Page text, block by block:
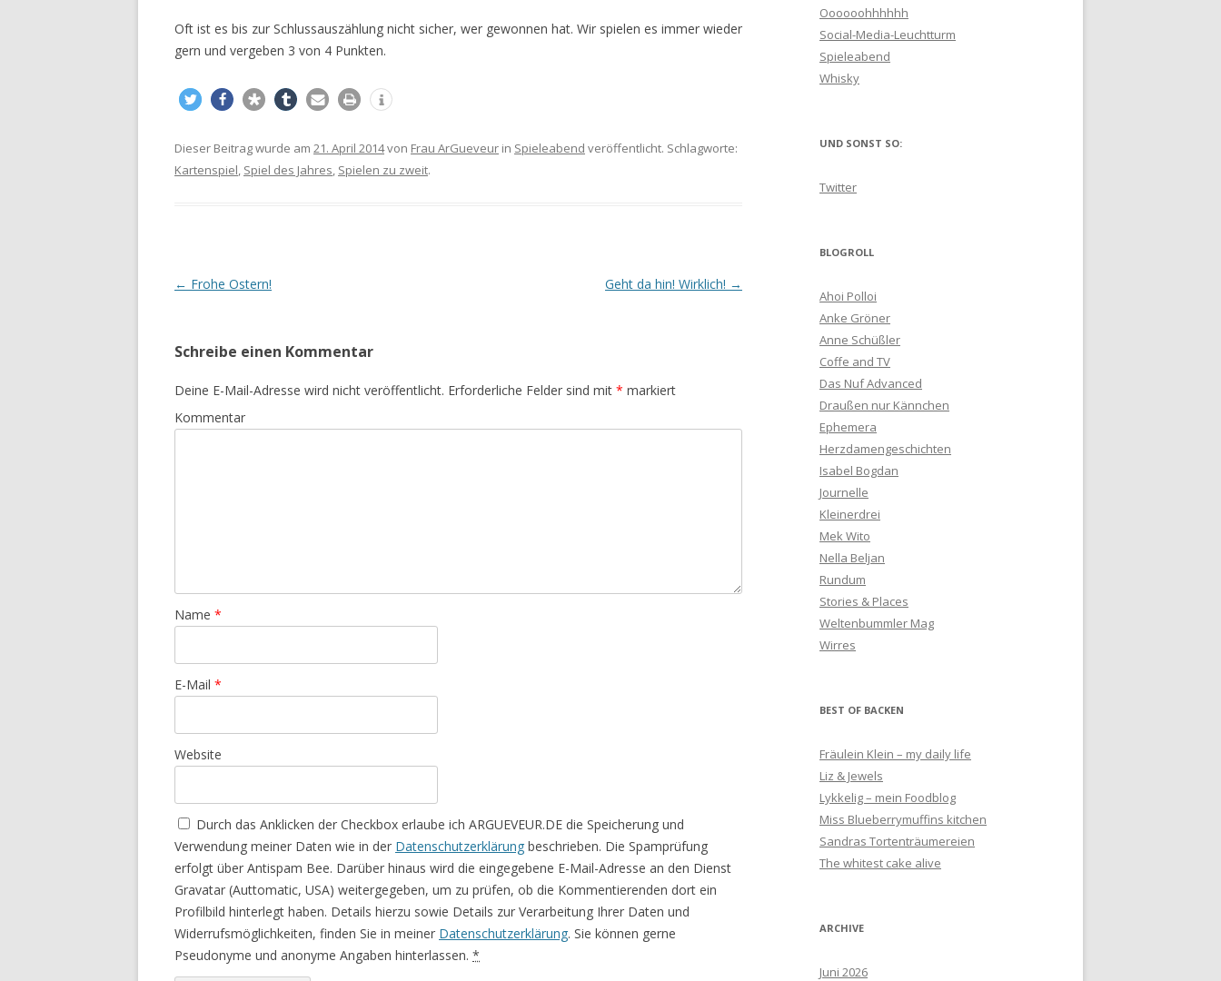
Oft ist es bis zur Schlussauszählung nicht sicher, wer gewonnen hat. Wir spielen es immer wieder
gern und vergeben 3 von 4 Punkten.
Dieser Beitrag wurde am 21. April 2014von Frau ArGueveur in Spieleabend veröffentlicht. Schlagworte:
Kartenspiel Spiel des Jahres Spielen zu zweit.
Beitrags-
← Frohe Ostern! Geht da hin! Wirklich! →
Schreibe einen Kommentar
Deine E-Mail-Adresse wird nicht veröffentlicht. Erforderliche Felder sind mit * markiert
Kommentar
Name *
E-Mail *
Website
Durch das Anklicken der Checkbox erlaube ich ARGUEVEUR.DE die Speicherung und
Verwendung meiner Daten wie in der Datenschutzerklärung beschrieben. Die Spamprüfung
erfolgt über Antispam Bee. Darüber hinaus wird die eingegebene E-Mail-Adresse an den Dienst
Gravatar (Auttomatic, USA) weitergegeben, um zu prüfen, ob die Kommentierenden dort ein
Profilbild hinterlegt haben. Details hierzu sowie Details zur Verarbeitung Ihrer Daten und
Widerrufsmöglichkeiten, finden Sie in meiner Datenschutzerklärung. Sie können gerne
Pseudonyme und anonyme Angaben hinterlassen. *
Oooooohhhhhh
Social-Media-Leuchtturm
Spieleabend
Whisky
UND SONST SO:
Twitter
BLOGROLL
Ahoi Polloi
Anke Gröner
Anne Schüßler
Coffe and TV
Das Nuf Advanced
Draußen nur Kännchen
Ephemera
Herzdamengeschichten
Isabel Bogdan
Journelle
Kleinerdrei
Mek Wito
Nella Beljan
Rundum
Stories & Places
Weltenbummler Mag
Wirres
BEST OF BACKEN
Fräulein Klein – my daily life
Liz & Jewels
Lykkelig – mein Foodblog
Miss Blueberrymuffins kitchen
Sandras Tortenträumereien
The whitest cake alive
ARCHIVE
Juni 2026